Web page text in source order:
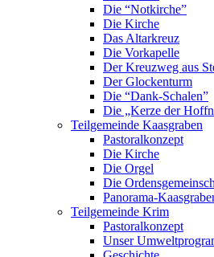
Die “Notkirche”
Die Kirche
Das Altarkreuz
Die Vorkapelle
Der Kreuzweg aus
Der Glockenturm
Die “Dank-Schalen”
Die „Kerze der
Teilgemeinde Kaasgraben
Pastoralkonzept
Die Kirche
Die Orgel
Die
Panorama-
Teilgemeinde Krim
Pastoralkonzept
Unser